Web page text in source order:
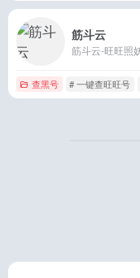
筋斗云
查黑号 # 一键查旺旺号